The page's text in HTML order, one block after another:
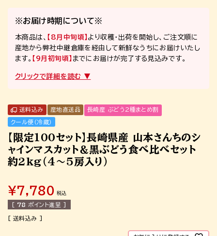
※お届け時期について※
本商品は、 【8月中旬頃】 より収穫・出荷を開始し、ご注文順に
産地から弊社中継倉庫を経由して新鮮なうちにお届けいたし
ます。 【9月初旬頃】 までにお届けが完了する見込みです。
【限定100セット】長崎県産 山本さんちのシ
ャインマスカット＆黒ぶどう食べ比べセット
約2kg（4～5房入り）
送料込み 産地直送品 長崎産 ぶどう2種まとめ割
クール便（冷蔵）
¥7,780 税込
[ 78 ポイント進呈 ]